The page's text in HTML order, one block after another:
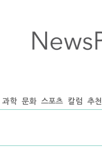
과학 문화 스포츠 칼럼 추천